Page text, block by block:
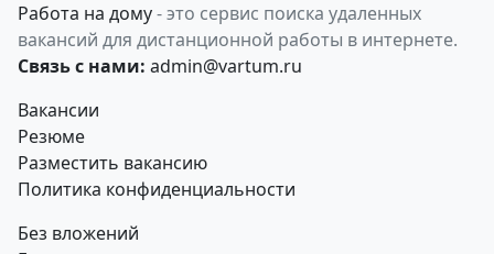
Работа на дому- это сервис поиска удаленных
вакансий для дистанционной работы в интернете.
Связь с нами: admin@vartum.ru
Вакансии
Резюме
Разместить вакансию
Политика конфиденциальности
Без вложений